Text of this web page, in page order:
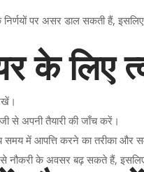
पर असर डाल सकती हैं,
के लिए
से अपनी तैयारी की जाँच करें।
समय में आपत्ति करने का तरीका और
के अवसर बढ़ सकते हैं, इसलिए